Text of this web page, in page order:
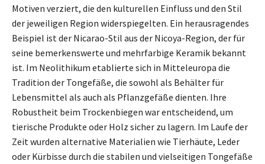
Motiven verziert, die den kulturellen Einfluss und den Stil
der jeweiligen Region widerspiegelten. Ein herausragendes
Beispiel ist der Nicarao-Stil aus der Nicoya-Region, der für
seine bemerkenswerte und mehrfarbige Keramik bekannt
ist. Im Neolithikum etablierte sich in Mitteleuropa die
Tradition der Tongefäße, die sowohl als Behälter für
Lebensmittel als auch als Pflanzgefäße dienten. Ihre
Robustheit beim Trockenbiegen war entscheidend, um
tierische Produkte oder Holz sicher zu lagern. Im Laufe der
Zeit wurden alternative Materialien wie Tierhäute, Leder
oder Kürbisse durch die stabilen und vielseitigen Tongefäße